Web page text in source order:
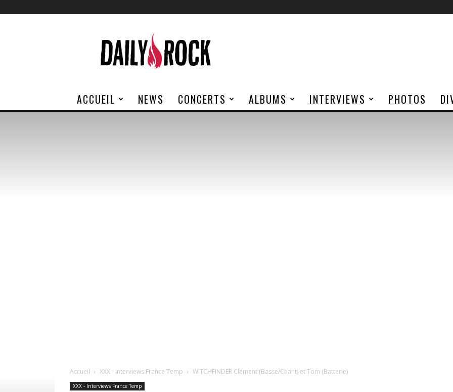
Rock
ACCUEIL NEWS CONCERTS ALBUMS INTERVIEWS PHOTOS
Accueil XXX - Interviews France Temp WITCHFINDER Clément (Basse/Chant) et Tom (Batterie)
XXX - Interviews France Temp